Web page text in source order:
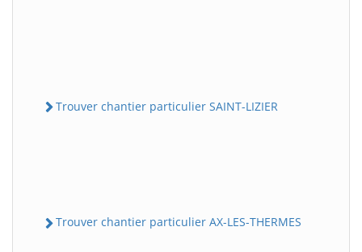
Trouver chantier particulier SAINT-LIZIER
Trouver chantier particulier AX-LES-THERMES